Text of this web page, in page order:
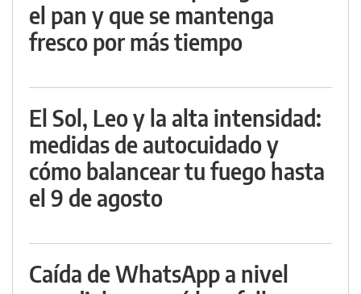
el pan y que se mantenga
fresco por más tiempo
El Sol, Leo y la alta intensidad:
medidas de autocuidado y
cómo balancear tu fuego hasta
el 9 de agosto
Caída de WhatsApp a nivel